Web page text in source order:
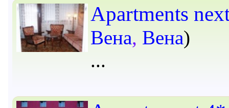
Apartments
Вена, Вена)